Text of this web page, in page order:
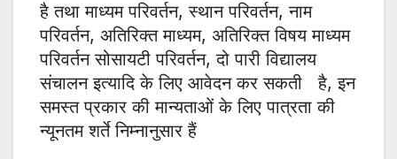
है तथा माध्यम परिवर्तन, स्थान परिवर्तन, नाम
परिवर्तन, अतिरिक्त माध्यम, अतिरिक्त विषय माध्यम
परिवर्तन सोसायटी परिवर्तन, दो पारी विद्यालय
संचालन इत्यादि के लिए आवेदन कर सकती है, इन
समस्त प्रकार की मान्यताओं के लिए पात्रता की
न्यूनतम शर्ते निम्नानुसार हैं